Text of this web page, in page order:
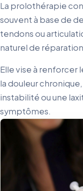
La prolothérapie
souvent à base de
tendons ou
naturel de
Elle vise à renforcer
la douleur
instabilité ou une
symptômes.